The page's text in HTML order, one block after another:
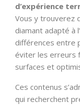
d’expérience
Vous y trouverez
diamant adapté à
différences entre
éviter les erreurs
surfaces et
Ces contenus
qui recherchent